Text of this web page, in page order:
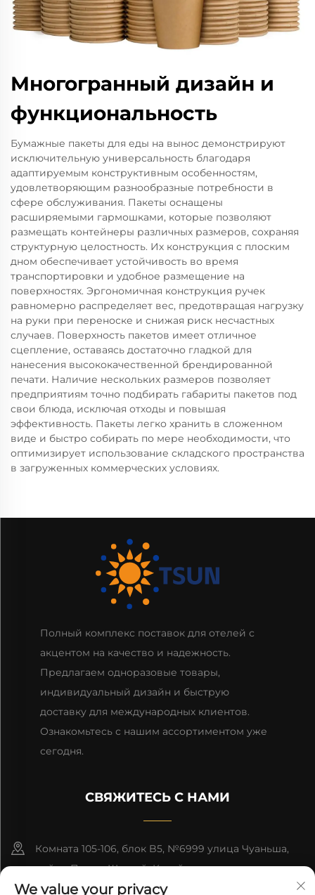
Многогранный дизайн и
функциональность
Бумажные пакеты для еды на вынос демонстрируют
исключительную универсальность благодаря
адаптируемым конструктивным особенностям,
удовлетворяющим разнообразные потребности в
сфере обслуживания. Пакеты оснащены
расширяемыми гармошками, которые позволяют
размещать контейнеры различных размеров, сохраняя
структурную целостность. Их конструкция с плоским
дном обеспечивает устойчивость во время
транспортировки и удобное размещение на
поверхностях. Эргономичная конструкция ручек
равномерно распределяет вес, предотвращая нагрузку
на руки при переноске и снижая риск несчастных
случаев. Поверхность пакетов имеет отличное
сцепление, оставаясь достаточно гладкой для
нанесения высококачественной брендированной
печати. Наличие нескольких размеров позволяет
предприятиям точно подбирать габариты пакетов под
свои блюда, исключая отходы и повышая
эффективность. Пакеты легко хранить в сложенном
виде и быстро собирать по мере необходимости, что
оптимизирует использование складского пространства
в загруженных коммерческих условиях.
Полный комплекс поставок для отелей с
акцентом на качество и надежность.
Предлагаем одноразовые товары,
индивидуальный дизайн и быструю
доставку для международных клиентов.
Ознакомьтесь с нашим ассортиментом уже
сегодня.
СВЯЖИТЕСЬ С НАМИ
Комната 105-106, блок B5, №6999 улица Чуаньша,
район Пудун, Шанхай, Китай
We value your privacy